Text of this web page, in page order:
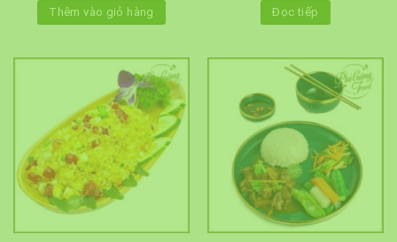
Thêm vào giỏ hàng Đọc tiếp